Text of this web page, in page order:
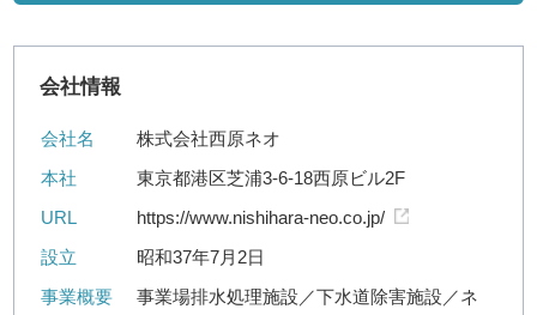
会社情報
会社名
株式会社西原ネオ
本社
東京都港区芝浦3-6-18西原ビル2F
URL
https://www.nishihara-neo.co.jp/
設立
昭和37年7月2日
事業概要
事業場排水処理施設／下水道除害施設／ネ